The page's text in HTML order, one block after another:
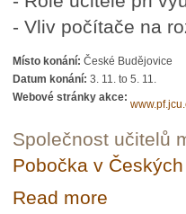
- Vliv počítače na
Místo konání: České Budějovice
Datum konání: 3. 11. to 5. 11.
Webové stránky akce:
Společnost učitelů
Pobočka v
Read more